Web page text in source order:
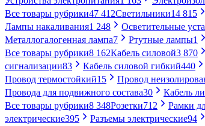
Все товары рубрики47 412Светильники14 815
Лампы накаливания1 248 Осветительные
Металлогалогенная лампа7 Ртутные лампы1
Все товары рубрики8 162Кабель силовой3 870
сигнализации83 Кабель силовой гибкий440
Провод термостойкий15 Провод
Провода для подвижного состава30 Кабель
Все товары рубрики8 348Розетки712 Рамки
электрические395 Разъемы электрические94